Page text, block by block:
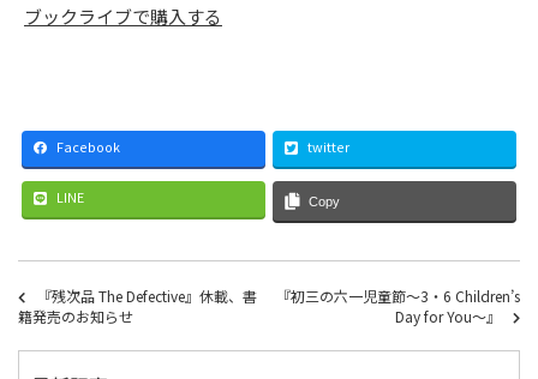
ブックライブで購入する
Facebook twitter
LINE Copy
『残次品 The Defective』休載、書
籍発売のお知らせ
『初三の六一児童節～3・6 Children’s
Day for You～』